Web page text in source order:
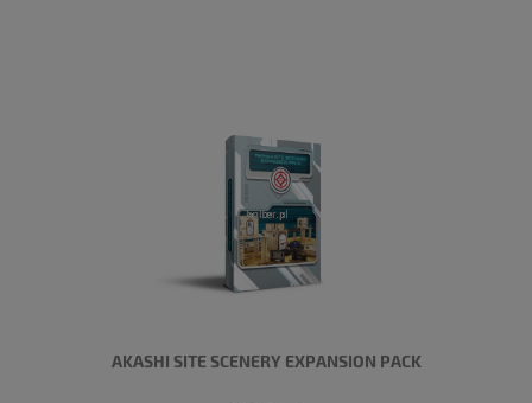
AKASHI SITE SCENERY EXPANSION PACK